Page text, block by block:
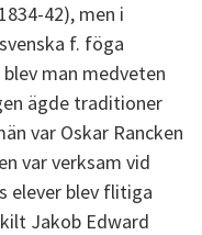
42), men i
f. föga
man medveten
ägde traditioner
var Oskar Rancken
var verksam vid
elever blev flitiga
Jakob Edward